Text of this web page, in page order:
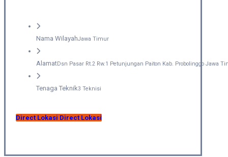
Nama WilayahJawa Timur
AlamatDsn Pasar Rt.2 Rw.1 Petunjungan Paiton Kab. Probolinggo Jawa
Tenaga Teknik3 Teknisi
Direct Lokasi Direct Lokasi